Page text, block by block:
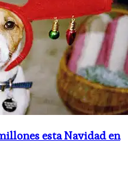
esta Navidad en